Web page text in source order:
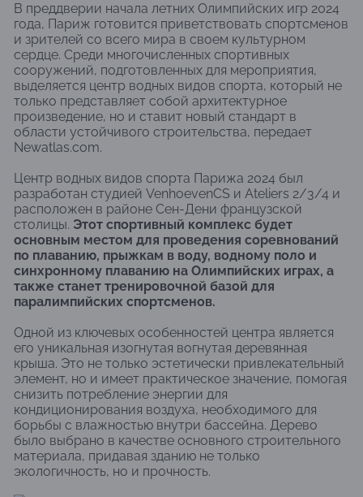
В преддверии начала летних Олимпийских игр 2024
года, Париж готовится приветствовать спортсменов
и зрителей со всего мира в своем культурном
сердце. Среди многочисленных спортивных
сооружений, подготовленных для мероприятия,
выделяется центр водных видов спорта, который не
только представляет собой архитектурное
произведение, но и ставит новый стандарт в
области устойчивого строительства, передает
Newatlas.com.
Центр водных видов спорта Парижа 2024 был
разработан студией VenhoevenCS и Ateliers 2/3/4 и
расположен в районе Сен-Дени французской
столицы. Этот спортивный комплекс будет
основным местом для проведения соревнований
по плаванию, прыжкам в воду, водному поло и
синхронному плаванию на Олимпийских играх, а
также станет тренировочной базой для
паралимпийских спортсменов.
Одной из ключевых особенностей центра является
его уникальная изогнутая вогнутая деревянная
крыша. Это не только эстетически привлекательный
элемент, но и имеет практическое значение, помогая
снизить потребление энергии для
кондиционирования воздуха, необходимого для
борьбы с влажностью внутри бассейна. Дерево
было выбрано в качестве основного строительного
материала, придавая зданию не только
экологичность, но и прочность.